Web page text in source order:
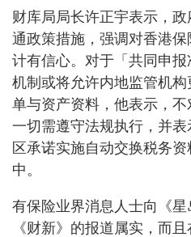
财库局局长许正宇表示，
通政策措施，强调对香港
计有信心。对于「共同申
机制或将允许内地监管机
单与资产资料，他表示，
一切需遵守法规执行，并
区承诺实施自动交换税务
中。
有保险业界消息人士向《
《财新》的报道属实，而